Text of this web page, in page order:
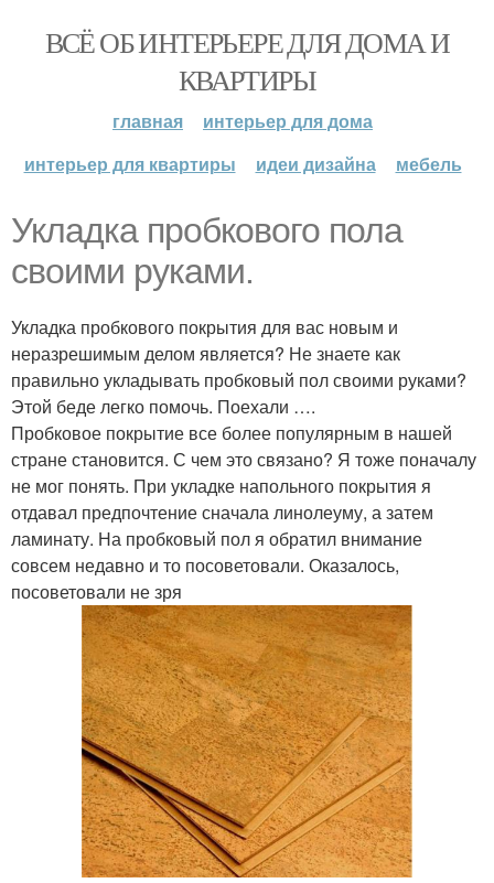
ВСЁ ОБ ИНТЕРЬЕРЕ ДЛЯ ДОМА И
КВАРТИРЫ
главная
интерьер для дома
интерьер для квартиры
идеи дизайна мебель
Укладка пробкового пола
своими руками.
Укладка пробкового покрытия для вас новым и
неразрешимым делом является? Не знаете как
правильно укладывать пробковый пол своими руками?
Этой беде легко помочь. Поехали ….
Пробковое покрытие все более популярным в нашей
стране становится. С чем это связано? Я тоже поначалу
не мог понять. При укладке напольного покрытия я
отдавал предпочтение сначала линолеуму, а затем
ламинату. На пробковый пол я обратил внимание
совсем недавно и то посоветовали. Оказалось,
посоветовали не зря